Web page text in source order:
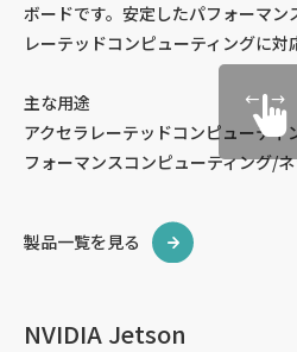
ボードです。安定したパフォーマ
レーテッドコンピューティングに
主な用途
アクセラレーテッドコンピューテ
フォーマンスコンピューティング/
製品一覧を見る
NVIDIA Jetson